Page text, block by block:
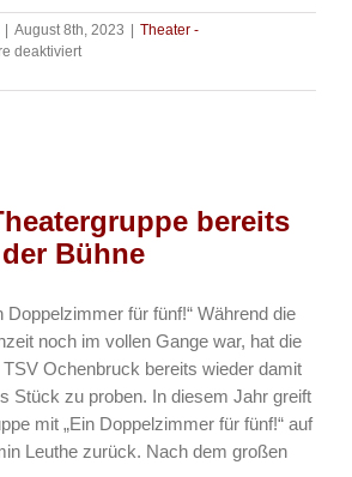
August 8th, 2023
Theater -
deaktiviertfür
–
bereits
Bühne
Doppelzimmer für fünf!“ Während die
noch im vollen Gange war, hat die
Ochenbruck bereits wieder damit
Stück zu proben. In diesem Jahr greift
mit „Ein Doppelzimmer für fünf!“ auf
Leuthe zurück. Nach dem großen